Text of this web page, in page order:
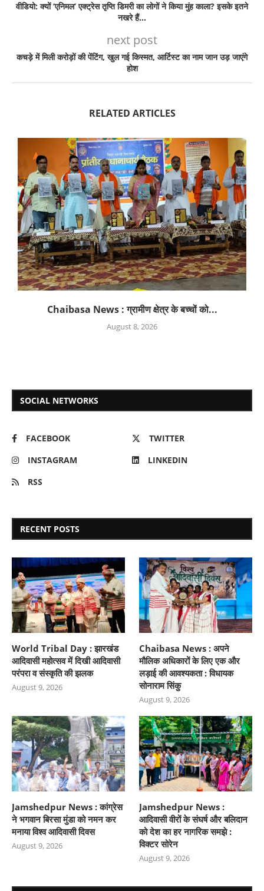
वीडियो: क्यों ‘एनिमल’ एक्ट्रेस तृप्ति डिमरी का लोगों ने किया मुंह काला? इसके इतने
नखरे हैं…
next post
कचड़े में मिली करोड़ों की पेंटिंग, खुल गई किस्मत, आर्टिस्ट का नाम जान उड़ जाएंगे
होश
RELATED ARTICLES
Chaibasa News : ग्रामीण क्षेत्र के बच्चों को...
August 8, 2026
SOCIAL NETWORKS
FACEBOOK
TWITTER
INSTAGRAM
LINKEDIN
RSS
RECENT POSTS
World Tribal Day : झारखंड
आदिवासी महोत्सव में दिखी आदिवासी
परंपरा व संस्कृति की झलक
August 9, 2026
Chaibasa News : अपने
मौलिक अधिकारों के लिए एक और
लड़ाई की आवश्यकता : विधायक
सोनाराम सिंकु
August 9, 2026
Jamshedpur News : कांग्रेस
ने भगवान बिरसा मुंडा को नमन कर
मनाया विश्व आदिवासी दिवस
August 9, 2026
Jamshedpur News :
आदिवासी वीरों के संघर्ष और बलिदान
को देश का हर नागरिक समझे :
विक्टर सोरेन
August 9, 2026